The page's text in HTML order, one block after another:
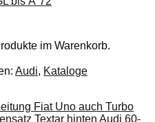
im Warenkorb.
Audi, Kataloge